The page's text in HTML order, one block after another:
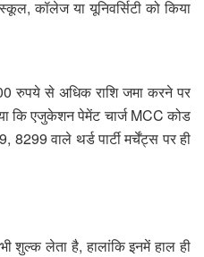
कॉलेज या यूनिवर्सिटी को किया
रुपये से अधिक राशि जमा करने पर
कि एजुकेशन पेमेंट चार्ज MCC कोड
वाले थर्ड पार्टी मर्चेंट्स पर ही
शुल्क लेता है, हालांकि इनमें हाल ही